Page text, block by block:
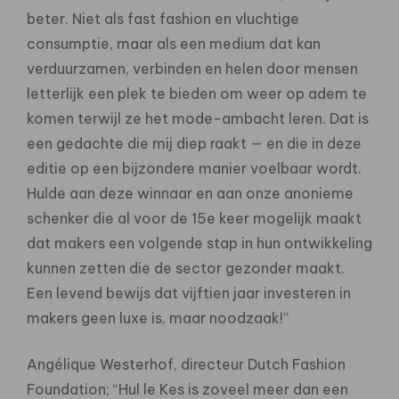
beter. Niet als fast fashion en vluchtige
consumptie, maar als een medium dat kan
verduurzamen, verbinden en helen door mensen
letterlijk een plek te bieden om weer op adem te
komen terwijl ze het mode-ambacht leren. Dat is
een gedachte die mij diep raakt — en die in deze
editie op een bijzondere manier voelbaar wordt.
Hulde aan deze winnaar en aan onze anonieme
schenker die al voor de 15e keer mogelijk maakt
dat makers een volgende stap in hun ontwikkeling
kunnen zetten die de sector gezonder maakt.
Een levend bewijs dat vijftien jaar investeren in
makers geen luxe is, maar noodzaak!”
Angélique Westerhof, directeur Dutch Fashion
Foundation; “Hul le Kes is zoveel meer dan een